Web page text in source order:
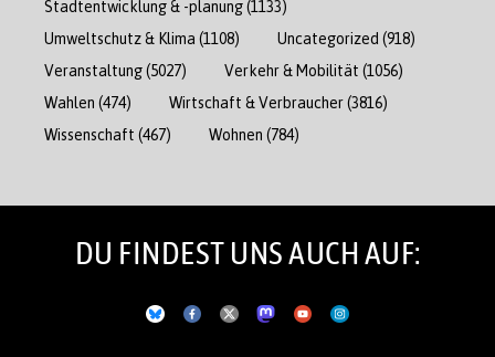
Stadtentwicklung & -planung(1133)
Umweltschutz & Klima (1108) Uncategorized (918)
Veranstaltung(5027) Verkehr & Mobilität (1056)
Wahlen (474) Wirtschaft & Verbraucher(3816)
Wissenschaft (467) Wohnen (784)
DU FINDEST UNS AUCH AUF: